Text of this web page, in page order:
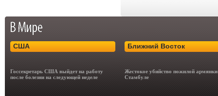
США
Госсекретарь США выйдет на работу
после болезни на следующей неделе
Ближний Восток
Жестокое убийство пожилой
Стамбуле